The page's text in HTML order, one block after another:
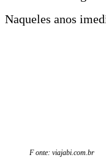
Naqueles anos
F onte: viajabi.com.br